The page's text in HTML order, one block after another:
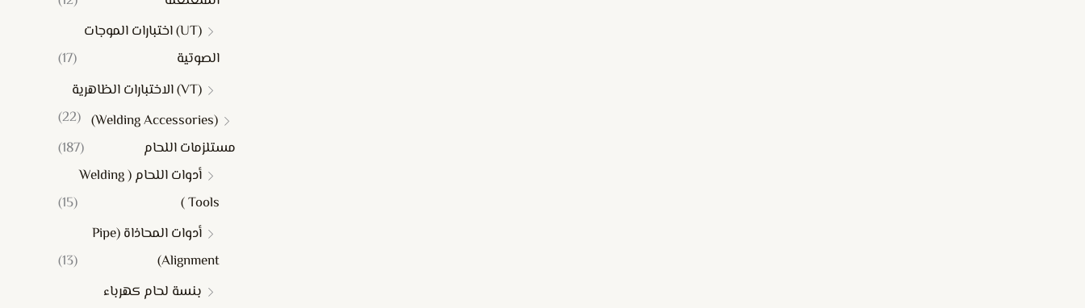
(UT) اختبارات الموجات
الصوتية
(17)
(VT) الاختبارات الظاهرية
(22) (Welding Accessories)
مستلزمات اللحام
(187)
أدوات اللحام ( Welding
Tools )
(15)
أدوات المحاذاة (Pipe
Alignment)
(13)
بنسة لحام كهرباء